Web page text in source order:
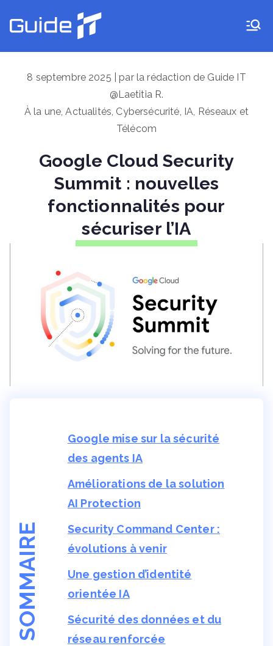
au
8 septembre 2025 | par la rédaction de Guide IT
@Laetitia R.
À la une,Actualités, Cybersécurité, IA, Réseaux et
Télécom
Google Cloud Security
Summit : nouvelles
fonctionnalités pour
sécuriser l’IA
SOMMAIRE
Google mise sur la sécurité
des agents IA
Améliorations de la solution
AI Protection
Security Command Center :
évolutions à venir
Une gestion d’identité
orientée IA
Sécurité des données et du
réseau renforcée